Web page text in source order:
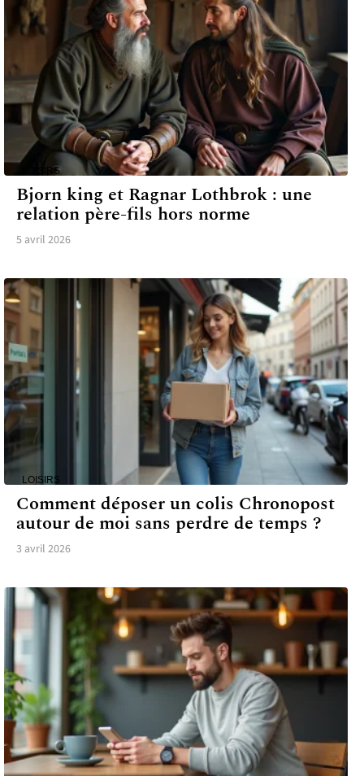
LOISIRS
Bjorn king et Ragnar Lothbrok : une
relation père-fils hors norme
5 avril 2026
LOISIRS
Comment déposer un colis Chronopost
autour de moi sans perdre de temps ?
3 avril 2026